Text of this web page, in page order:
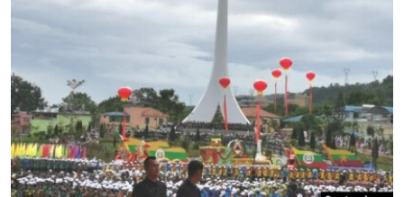
ရန်
ပင်မ
အ
ညွန်း
စာမျက်နှာ
အစ္စရေး-ပါလက်စတိုင်း
အင်္ဂလိပ်စာလေ့လာမယ်
မကြေးမုံရဲ့ အင်္ဂလိပ်စာ
ရုပ်ရှင်ထဲက အင်္ဂလိပ်စာ
သုတပဒေသာ အင်္ဂလိပ်စာ
ရေဒီယို
တီဗွီ
ရေဒီယိုနှင့်ရုပ်သံ အချက်အလက်များ
ရေဒီယို/တီဗွီအစီအစဉ်
Learning English